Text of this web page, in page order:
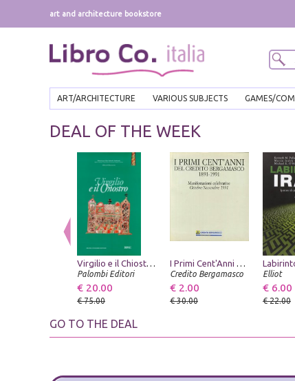
art and architecture bookstore
ART/ARCHITECTURE VARIOUS SUBJECTS GAMES/
DEAL OF THE WEEK
Virgilio e il Chiostro. Manoscritti di autori classici e civiltà monastica
Palombi Editori
€ 20.00
€ 75.00
I Primi Cent'Anni del Credito Bergamasco, 1891-1991. Manifestazioni Celebrative, Ottobre-Novembre 1991
Credito Bergamasco
€ 2.00
€ 30.00
Elliot
€ 6.00
€ 22.00
GO TO THE DEAL